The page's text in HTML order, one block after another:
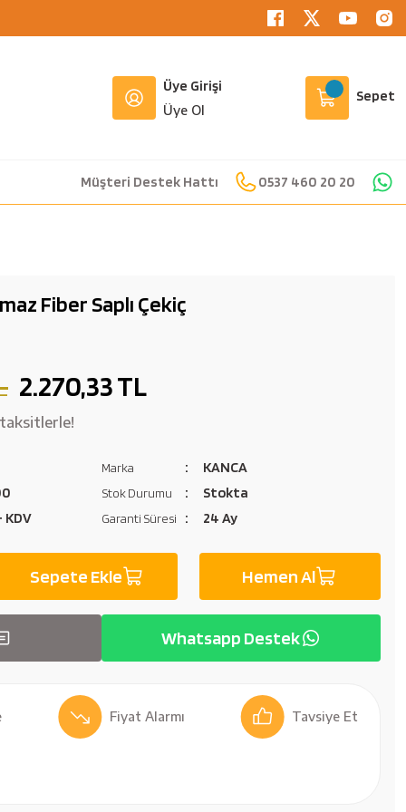
Üye Girişi
Üye Ol
Sepet
Müşteri Destek Hattı 0537 460 20 20
Fiber Saplı Çekiç
2.270,33 TL
Marka KANCA
Stok Durumu Stokta
KDV Garanti Süresi 24 Ay
Sepete Ekle Hemen Al
Whatsapp Destek
Fiyat Alarmı Tavsiye Et